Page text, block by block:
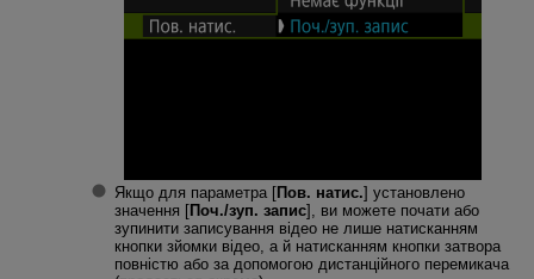
Якщо для параметра [Пов. натис.] установлено
значення [Поч./зуп. запис], ви можете почати або
зупинити записування відео не лише натисканням
кнопки зйомки відео, а й натисканням кнопки затвора
повністю або за допомогою дистанційного перемикача